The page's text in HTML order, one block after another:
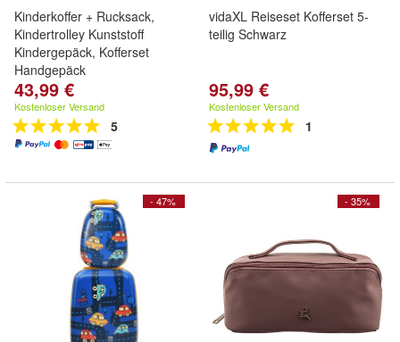
Kinderkoffer + Rucksack,
Kindertrolley Kunststoff
Kindergepäck, Kofferset
Handgepäck
43,99 €
Kostenloser Versand
5
vidaXL Reiseset Kofferset 5-
teilig Schwarz
95,99 €
Kostenloser Versand
1
- 47% - 35%